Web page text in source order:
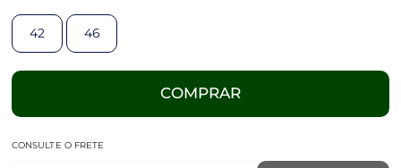
42 46
COMPRAR
CONSULTE O FRETE